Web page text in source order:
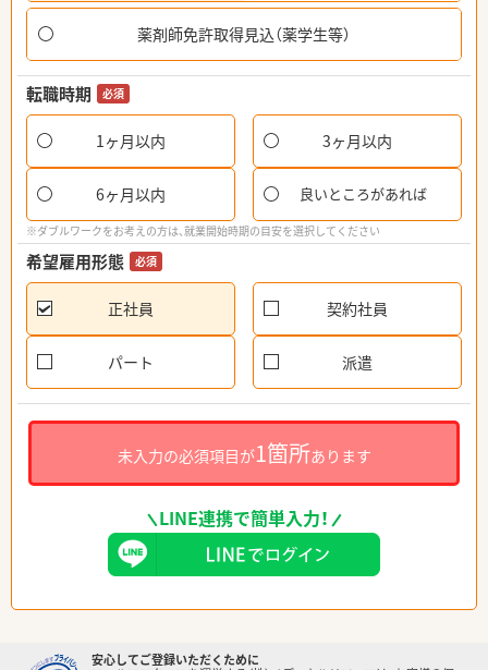
薬剤師免許取得見込（薬学生等）
転職時期 必須
1ヶ月以内 3ヶ月以内
6ヶ月以内 良いところがあれば
※ダブルワークをお考えの方は、就業開始時期の目安を選択してください
希望雇用形態 必須
正社員 契約社員
パート 派遣
未入力の必須項目が1箇所あります
LINE連携で簡単入力！
安心してご登録いただくために